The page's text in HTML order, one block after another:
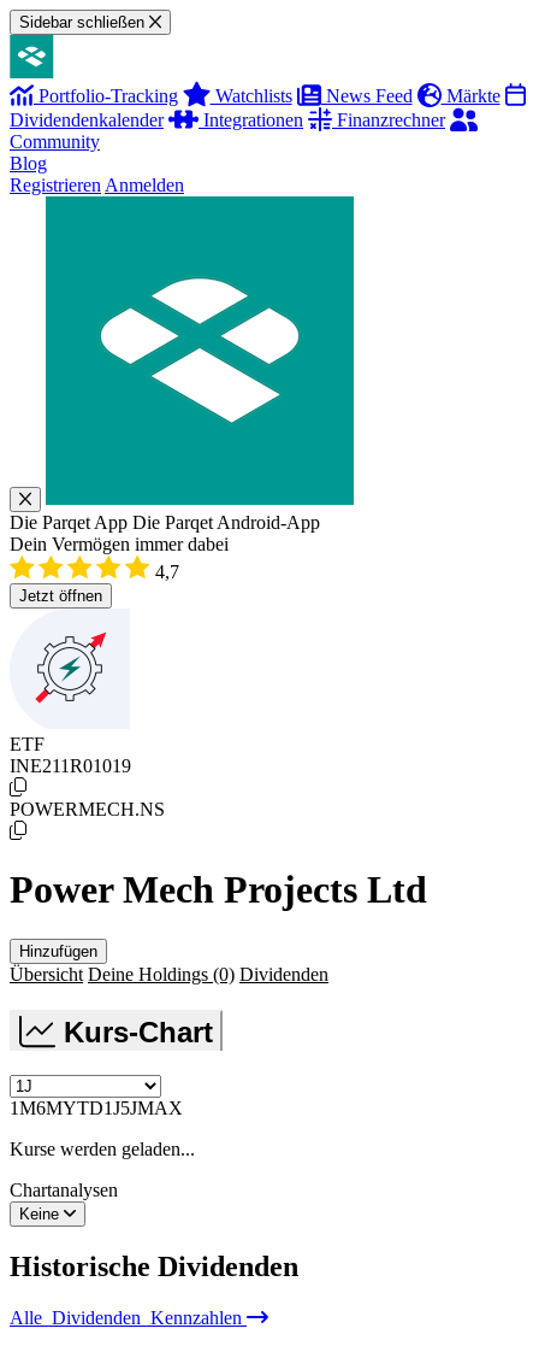
Sidebar schließen
Portfolio-Tracking Watchlists News Feed
Märkte
Dividendenkalender
Integrationen
Finanzrechner
Community
Blog
Registrieren Anmelden
Die Parqet App Die Parqet Android-App
Dein Vermögen immer dabei
4,7
Jetzt öffnen
ETF
INE211R01019
POWERMECH.NS
Power Mech Projects Ltd
Hinzufügen
Übersicht Deine Holdings (0) Dividenden
Kurs-Chart
1M6MYTD1J5JMAX
Kurse werden geladen...
Chartanalysen
Keine
Historische Dividenden
Alle Dividenden Kennzahlen